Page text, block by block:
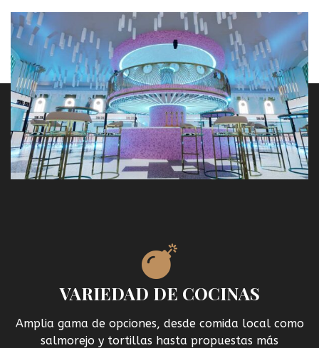
VARIEDAD DE COCINAS
Amplia gama de opciones, desde comida local como
salmorejo y tortillas hasta propuestas más